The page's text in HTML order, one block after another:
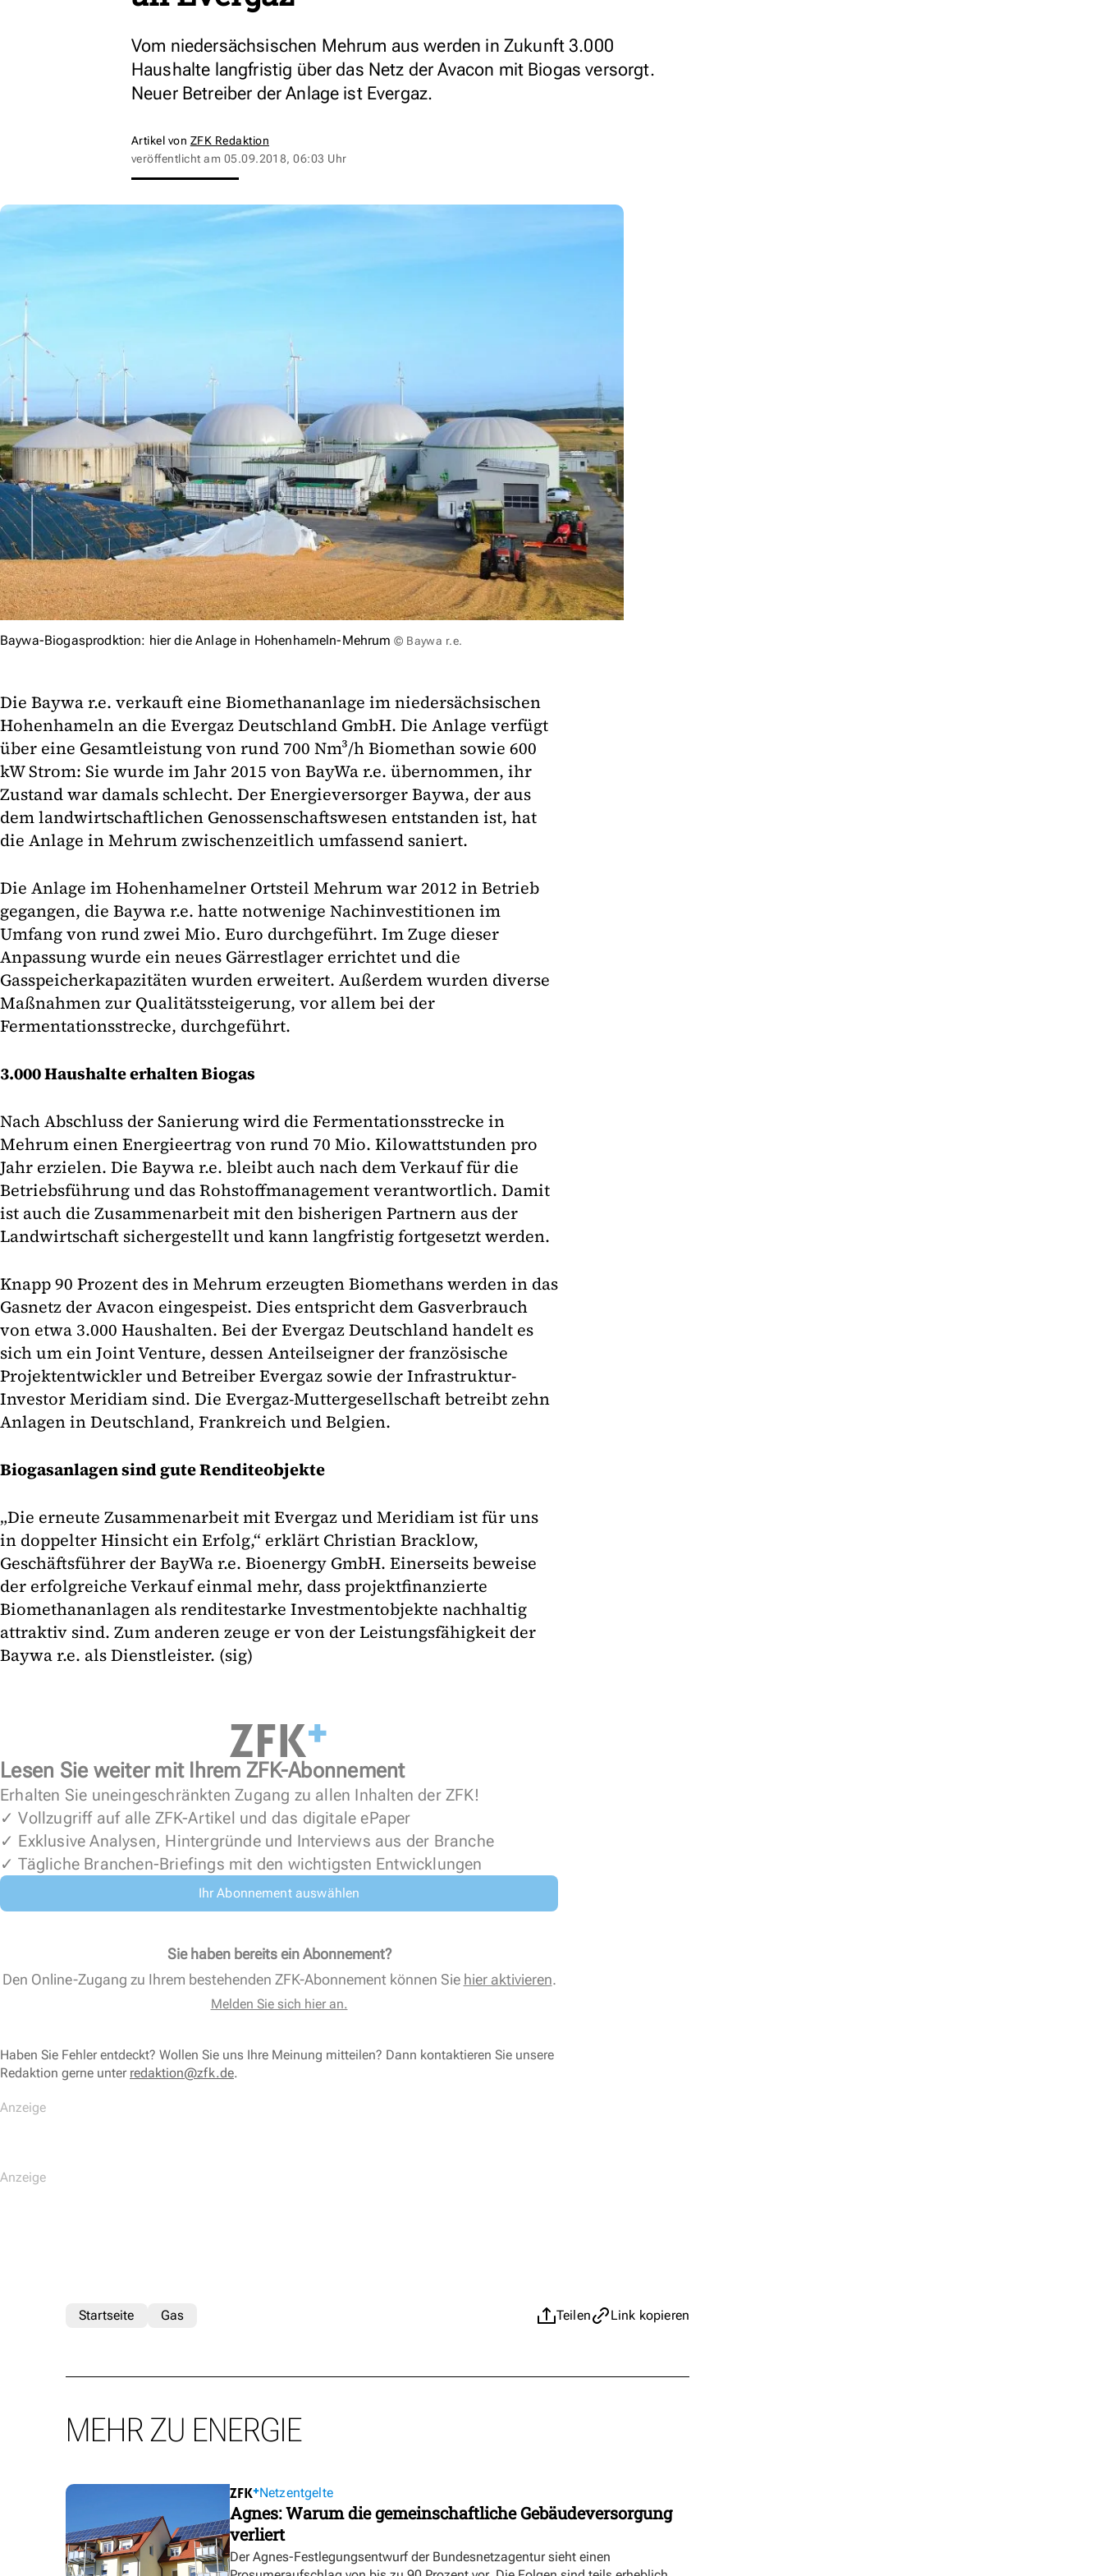
Vom niedersächsischen Mehrum aus werden in Zukunft 3.000
Haushalte langfristig über das Netz der Avacon mit Biogas versorgt.
Neuer Betreiber der Anlage ist Evergaz.
Artikel von ZFK Redaktion
veröffentlicht am 05.09.2018, 06:03 Uhr
Baywa-Biogasprodktion: hier die Anlage in Hohenhameln-Mehrum © Baywa r.e.
Die Baywa r.e. verkauft eine Biomethananlage im niedersächsischen
Hohenhameln an die Evergaz Deutschland GmbH. Die Anlage verfügt
über eine Gesamtleistung von rund 700 Nm³/h Biomethan sowie 600
kW Strom: Sie wurde im Jahr 2015 von BayWa r.e. übernommen, ihr
Zustand war damals schlecht. Der Energieversorger Baywa, der aus
dem landwirtschaftlichen Genossenschaftswesen entstanden ist, hat
die Anlage in Mehrum zwischenzeitlich umfassend saniert.
Die Anlage im Hohenhamelner Ortsteil Mehrum war 2012 in Betrieb
gegangen, die Baywa r.e. hatte notwenige Nachinvestitionen im
Umfang von rund zwei Mio. Euro durchgeführt. Im Zuge dieser
Anpassung wurde ein neues Gärrestlager errichtet und die
Gasspeicherkapazitäten wurden erweitert. Außerdem wurden diverse
Maßnahmen zur Qualitätssteigerung, vor allem bei der
Fermentationsstrecke, durchgeführt.
3.000 Haushalte erhalten Biogas
Nach Abschluss der Sanierung wird die Fermentationsstrecke in
Mehrum einen Energieertrag von rund 70 Mio. Kilowattstunden pro
Jahr erzielen. Die Baywa r.e. bleibt auch nach dem Verkauf für die
Betriebsführung und das Rohstoffmanagement verantwortlich. Damit
ist auch die Zusammenarbeit mit den bisherigen Partnern aus der
Landwirtschaft sichergestellt und kann langfristig fortgesetzt werden.
Knapp 90 Prozent des in Mehrum erzeugten Biomethans werden in das
Gasnetz der Avacon eingespeist. Dies entspricht dem Gasverbrauch
von etwa 3.000 Haushalten. Bei der Evergaz Deutschland handelt es
sich um ein Joint Venture, dessen Anteilseigner der französische
Projektentwickler und Betreiber Evergaz sowie der Infrastruktur-
Investor Meridiam sind. Die Evergaz-Muttergesellschaft betreibt zehn
Anlagen in Deutschland, Frankreich und Belgien.
Biogasanlagen sind gute Renditeobjekte
„Die erneute Zusammenarbeit mit Evergaz und Meridiam ist für uns
in doppelter Hinsicht ein Erfolg,“ erklärt Christian Bracklow,
Geschäftsführer der BayWa r.e. Bioenergy GmbH. Einerseits beweise
der erfolgreiche Verkauf einmal mehr, dass projektfinanzierte
Biomethananlagen als renditestarke Investmentobjekte nachhaltig
attraktiv sind. Zum anderen zeuge er von der Leistungsfähigkeit der
Baywa r.e. als Dienstleister. (sig)
Lesen Sie weiter mit Ihrem ZFK-Abonnement
Erhalten Sie uneingeschränkten Zugang zu allen Inhalten der ZFK!
✓ Vollzugriff auf alle ZFK-Artikel und das digitale ePaper
✓ Exklusive Analysen, Hintergründe und Interviews aus der Branche
✓ Tägliche Branchen-Briefings mit den wichtigsten Entwicklungen
Ihr Abonnement auswählen
Sie haben bereits ein Abonnement?
Den Online-Zugang zu Ihrem bestehenden ZFK-Abonnement können Sie hier aktivieren.
Melden Sie sich hier an.
Haben Sie Fehler entdeckt? Wollen Sie uns Ihre Meinung mitteilen? Dann kontaktieren Sie unsere
Redaktion gerne unter redaktion@zfk.de.
Teilen Link kopieren
Startseite Gas
MEHR ZU ENERGIE
Netzentgelte
Agnes: Warum die gemeinschaftliche Gebäudeversorgung
verliert
Der Agnes-Festlegungsentwurf der Bundesnetzagentur sieht einen